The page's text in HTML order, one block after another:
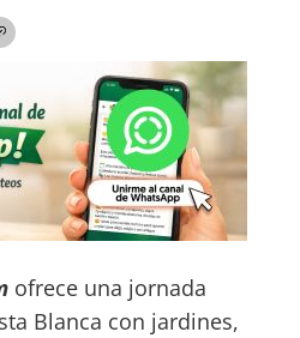
ofrece una jornada
Blanca con jardines,